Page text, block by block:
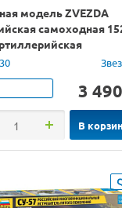
модель ZVEZDA
самоходная
Мста-С, 1/35
3 490
В